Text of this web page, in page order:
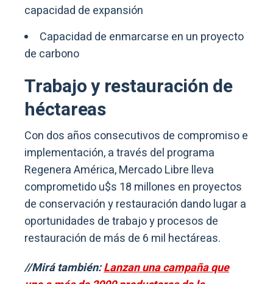
capacidad de expansión
Capacidad de enmarcarse en un proyecto
de carbono
Trabajo y restauración de
héctareas
Con dos años consecutivos de compromiso e
implementación, a través del programa
Regenera América, Mercado Libre lleva
comprometido u$s 18 millones en proyectos
de conservación y restauración dando lugar a
oportunidades de trabajo y procesos de
restauración de más de 6 mil hectáreas.
//Mirá también:Lanzan una campaña que